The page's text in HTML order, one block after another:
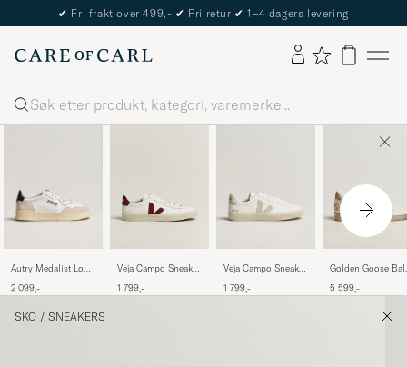
✔ Fri frakt over 499,- ✔ Fri retur ✔ 1–4 dagers levering
Søk
Autry Medalist Low
Sneaker White/Blue
2 099,-
Veja Campo Sneaker
1 799,-
Veja Campo Sneaker
Suede
1 799,-
Golden Goose Ball
White/Ice
5 599,-
SKO / SNEAKERS